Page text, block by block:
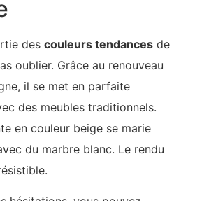
des couleurs tendances de
oublier. Grâce au renouveau
il se met en parfaite
des meubles traditionnels.
en couleur beige se marie
du marbre blanc. Le rendu